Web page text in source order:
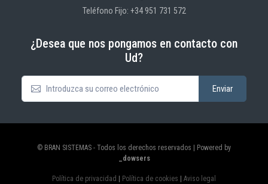
Teléfono Fijo: +34 951 731 572
¿Desea que nos pongamos en contacto con
Ud?
© BRAN SISTEMAS - Todos los derechos reservados | Powered by
_dowsers
Política de privacidad Política de cookies Aviso legal